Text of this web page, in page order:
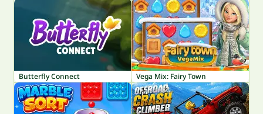
Butterfly Connect Vega Mix: Fairy Town